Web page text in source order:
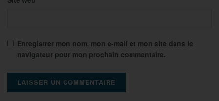
Enregistrer mon nom, mon e-mail et mon site dans le
navigateur pour mon prochain commentaire.